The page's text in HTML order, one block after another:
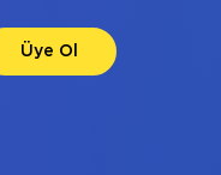
Üye Ol